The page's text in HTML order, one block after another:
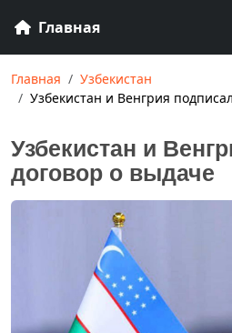
Главная
Главная
Узбекистан
Узбекистан и Венгрия
Узбекистан и
договор о выдаче